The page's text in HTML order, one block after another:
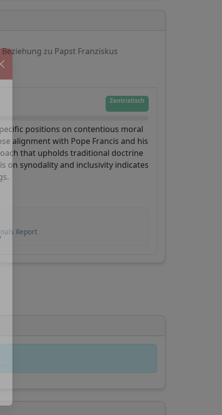
Beziehung zu Papst Franziskus
Zentristisch
positions on contentious moral
alignment with Pope Francis and his
that upholds traditional doctrine
on synodality and inclusivity indicates
Report